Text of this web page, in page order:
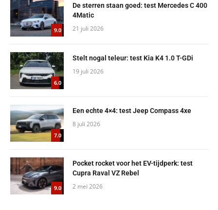
9.0
De sterren staan goed: test Mercedes C 400
4Matic
21 juli 2026
6.0
Stelt nogal teleur: test Kia K4 1.0 T-GDi
19 juli 2026
7.0
Een echte 4×4: test Jeep Compass 4xe
8 juli 2026
9.0
Pocket rocket voor het EV-tijdperk: test
Cupra Raval VZ Rebel
2 mei 2026